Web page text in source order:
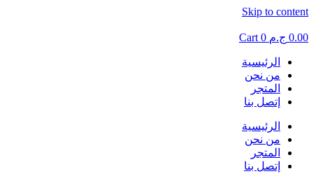
Skip to content
0.00 ج.م 0
Cart
الرئيسية
من نحن
المتجر
إتصل بنا
الرئيسية
من نحن
المتجر
إتصل بنا